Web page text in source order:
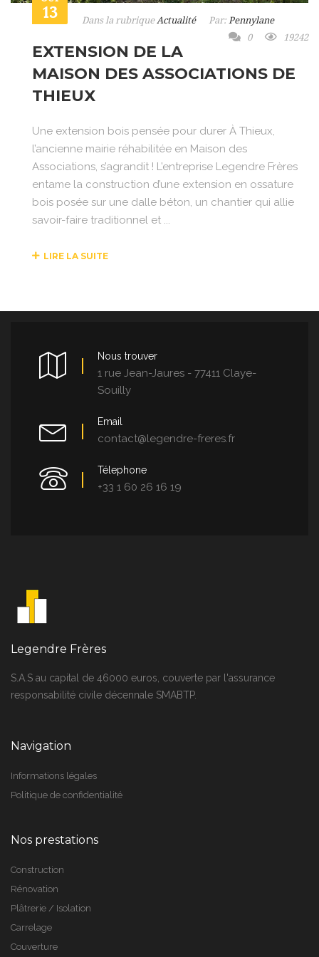
13 Dans la rubriqueActualité Par: Pennylane
0
19242
EXTENSION DE LA
MAISON DES ASSOCIATIONS DE
THIEUX
Une extension bois pensée pour durer À Thieux,
l’ancienne mairie réhabilitée en Maison des
Associations, s’agrandit ! L’entreprise Legendre Frères
entame la construction d’une extension en ossature
bois posée sur une dalle béton, un chantier qui allie
savoir-faire traditionnel et ...
LIRE LA SUITE
Nous trouver
1 rue Jean-Jaures - 77411 Claye-
Souilly
Email
contact@legendre-freres.fr
Télephone
+33 1 60 26 16 19
Legendre Frères
S.A.S au capital de 46000 euros, couverte par l'assurance
responsabilité civile décennale SMABTP.
Navigation
Informations légales
Politique de confidentialité
Nos prestations
Construction
Rénovation
Plâtrerie / Isolation
Carrelage
Couverture